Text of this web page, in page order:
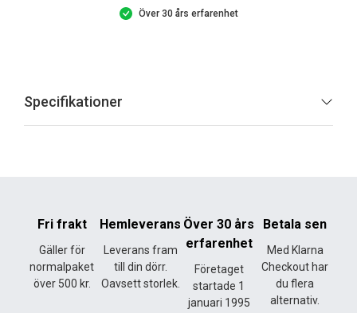
Över 30 års erfarenhet
Specifikationer
Fri frakt
Gäller för
normalpaket
över 500 kr.
Hemleverans
Leverans fram
till din dörr.
Oavsett storlek.
Över 30 års
erfarenhet
Företaget
startade 1
januari 1995
Betala sen
Med Klarna
Checkout har
du flera
alternativ.